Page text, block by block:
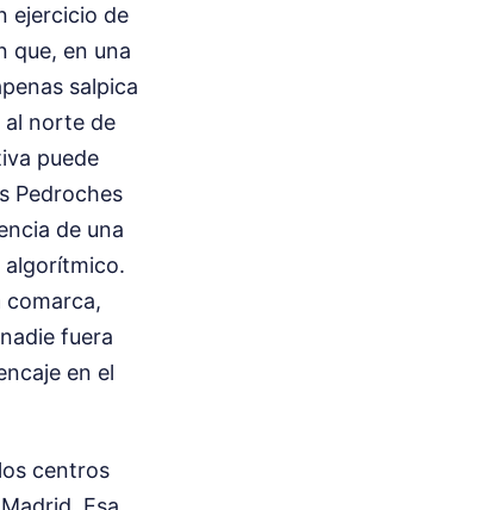
ejercicio de
que, en una
salpica
al norte de
puede
Pedroches
de una
algorítmico.
comarca,
fuera
en el
centros